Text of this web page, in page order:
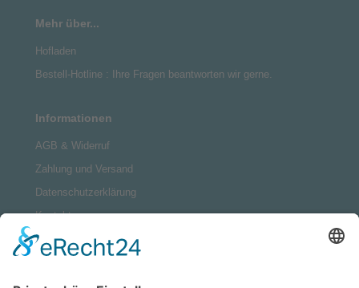
Mehr über...
Hofladen
Bestell-Hotline : Ihre Fragen beantworten wir gerne.
Informationen
AGB & Widerruf
Zahlung und Versand
Datenschutzerklärung
Kontakt
Impressum